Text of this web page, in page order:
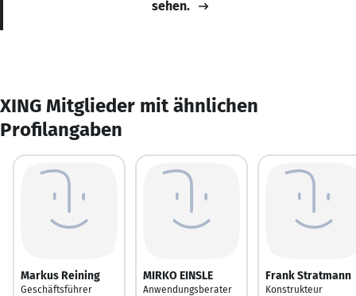
sehen.
XING Mitglieder mit ähnlichen
Profilangaben
Markus Reining
Geschäftsführer
MIRKO EINSLE
Anwendungsberater
Frank Stratmann
Konstrukteur